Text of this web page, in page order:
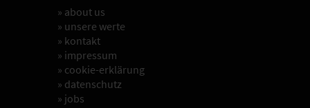
» about us
» unsere werte
» kontakt
» impressum
» cookie-erklärung
» datenschutz
» jobs